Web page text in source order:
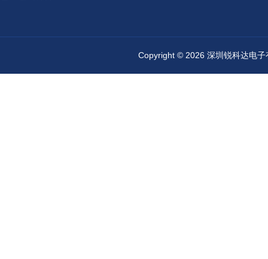
Copyright © 2026 深圳锐科达电